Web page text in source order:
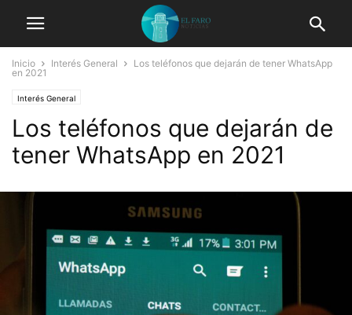
Inicio Interés General
Los teléfonos que dejarán de tener WhatsApp
en 2021
Interés General
Los teléfonos que dejarán de
tener WhatsApp en 2021